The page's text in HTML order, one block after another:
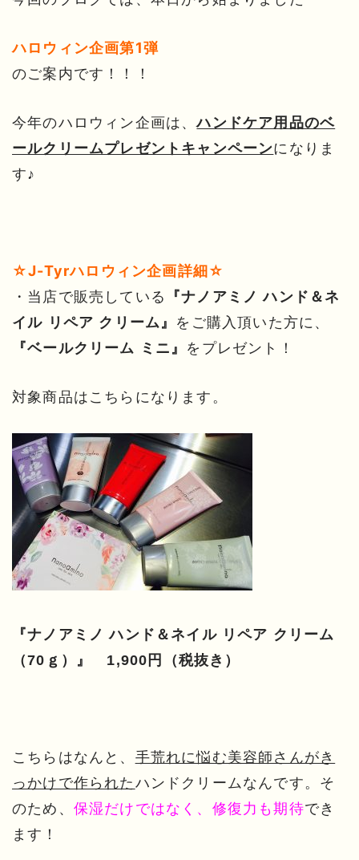
ハロウィン企画第1弾
のご案内です！！！
今年のハロウィン企画は、ハンドケア用品のベ
ールクリームプレゼントキャンペーンになりま
す♪
☆J-Tyrハロウィン企画詳細☆
・当店で販売している
『ナノアミノ ハンド＆ネ
イル リペア クリーム』 をご購入頂いた方に、
『ベールクリーム ミニ』 をプレゼント！
対象商品はこちらになります。
『ナノアミノ ハンド＆ネイル リペア クリーム
（70ｇ）』 1,900円（税抜き）
こちらはなんと、 手荒れに悩む美容師さんがき
っかけで作られたハンドクリームなんです。そ
のため、 保湿だけではなく、修復力も期待でき
ます！